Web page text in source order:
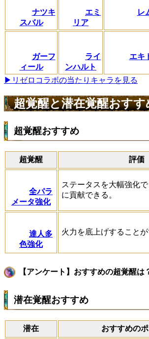
ナツキ
スバル
エミ
リア
レ
ガーフ
ィール
ライ
ンハルト
エキ
▶リゼロコラボの当たりキャラを見る
超覚醒と潜在覚醒おすす
超覚醒おすすめ
超覚醒 評価
全パラ
メータ強化
ステータスを大幅強化
に貢献できる。
達人多
色強化
火力を底上げすることが
【アンケート】おすすめの超覚醒は
潜在覚醒おすすめ
潜在 おすすめの